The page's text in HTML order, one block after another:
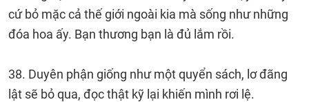
cứ bỏ mặc cả thế giới ngoài kia mà sống như những
đóa hoa ấy. Bạn thương bạn là đủ lắm rồi.
38. Duyên phận giống như một quyển sách, lơ đãng
lật sẽ bỏ qua, đọc thật kỹ lại khiến mình rơi lệ.